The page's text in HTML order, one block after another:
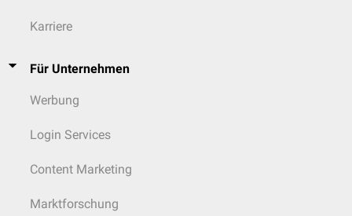
Karriere
Für Unternehmen
Werbung
Login Services
Content Marketing
Marktforschung